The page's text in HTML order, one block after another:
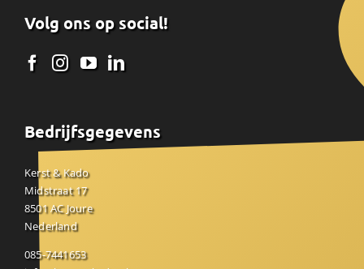
Volg ons op social!
Bedrijfsgegevens
Kerst & Kado
Midstraat 17
8501 AC Joure
Nederland
085-7441653